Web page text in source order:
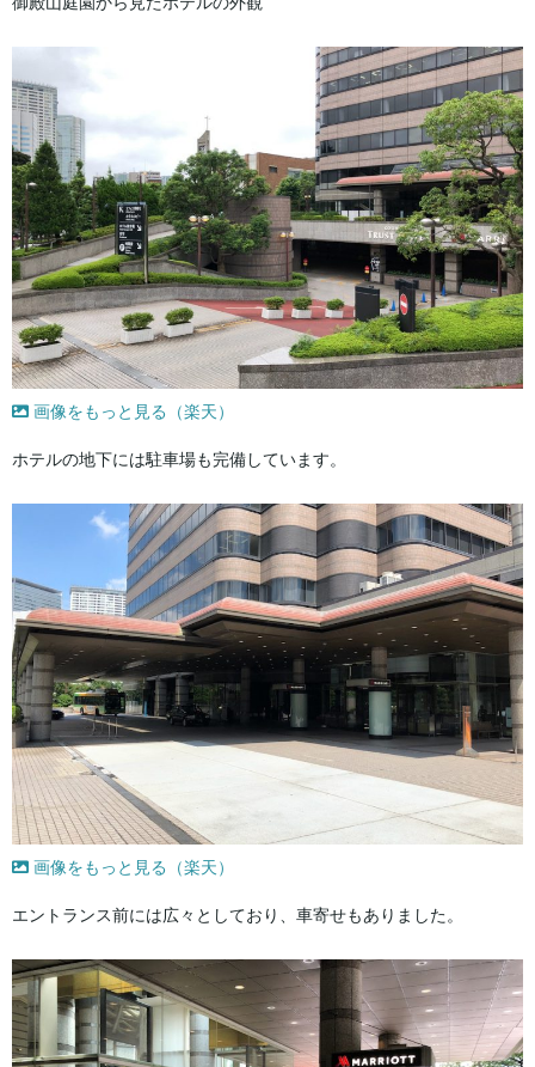
画像をもっと見る（楽天）
ホテルの地下には駐車場も完備しています。
画像をもっと見る（楽天）
エントランス前には広々としており、車寄せもありました。